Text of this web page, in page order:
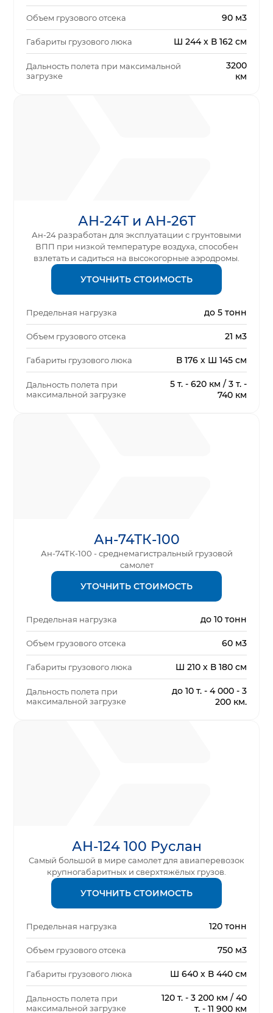
Объем грузового отсека 90 м3
Габариты грузового люка Ш 244 x В 162 см
Дальность полета при максимальной
загрузке
3200
км
АН-24Т и АН-26Т
Ан-24 разработан для эксплуатации с грунтовыми
ВПП при низкой температуре воздуха, способен
взлетать и садиться на высокогорные аэродромы.
УТОЧНИТЬ СТОИМОСТЬ
Предельная нагрузка до 5 тонн
Объем грузового отсека 21 м3
Габариты грузового люка В 176 x Ш 145 см
Дальность полета при
максимальной загрузке
5 т. - 620 км / 3 т. -
740 км
Ан-74ТК-100
Ан-74ТК-100 - среднемагистральный грузовой
самолет
УТОЧНИТЬ СТОИМОСТЬ
Предельная нагрузка до 10 тонн
Объем грузового отсека 60 м3
Габариты грузового люка Ш 210 х В 180 см
Дальность полета при
максимальной загрузке
до 10 т. - 4 000 - 3
200 км.
АН-124 100 Руслан
Самый большой в мире самолет для авиаперевозок
крупногабаритных и сверхтяжёлых грузов.
УТОЧНИТЬ СТОИМОСТЬ
Предельная нагрузка 120 тонн
Объем грузового отсека 750 м3
Габариты грузового люка Ш 640 х В 440 см
Дальность полета при
максимальной загрузке
120 т. - 3 200 км / 40
т. - 11 900 км